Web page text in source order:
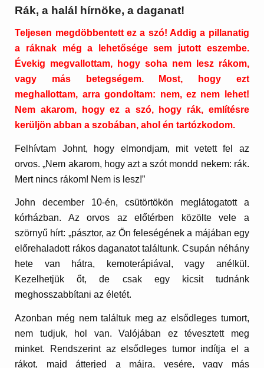
Rák, a halál hírnöke, a daganat!
Teljesen megdöbbentett ez a szó! Addig a pillanatig
a ráknak még a lehetősége sem jutott eszembe.
Évekig megvallottam, hogy soha nem lesz rákom,
vagy más betegségem. Most, hogy ezt
meghallottam, arra gondoltam: nem, ez nem lehet!
Nem akarom, hogy ez a szó, hogy rák, említésre
kerüljön abban a szobában, ahol én tartózkodom.
Felhívtam Johnt, hogy elmondjam, mit vetett fel az
orvos. „Nem akarom, hogy azt a szót mondd nekem: rák.
Mert nincs rákom! Nem is lesz!”
John december 10-én, csütörtökön meglátogatott a
kórházban. Az orvos az előtérben közölte vele a
szörnyű hírt: „pásztor, az Ön feleségének a májában egy
előrehaladott rákos daganatot találtunk. Csupán néhány
hete van hátra, kemoterápiával, vagy anélkül.
Kezelhetjük őt, de csak egy kicsit tudnánk
meghosszabbítani az életét.
Azonban még nem találtuk meg az elsődleges tumort,
nem tudjuk, hol van. Valójában ez tévesztett meg
minket. Rendszerint az elsődleges tumor indítja el a
rákot, majd átterjed a májra, vesére, vagy más